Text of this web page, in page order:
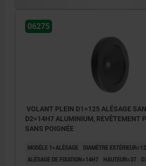
06275
VOLANT PLEIN D1=125 ALÉSAGE
D2=14H7 ALUMINIUM, REVÊTEMENT
SANS POIGNÉE
MODÈLE 1=ALÉSAGE
DIAMÈTRE
ALÉSAGE DE FIXATION=14H7
HAUTEUR=37